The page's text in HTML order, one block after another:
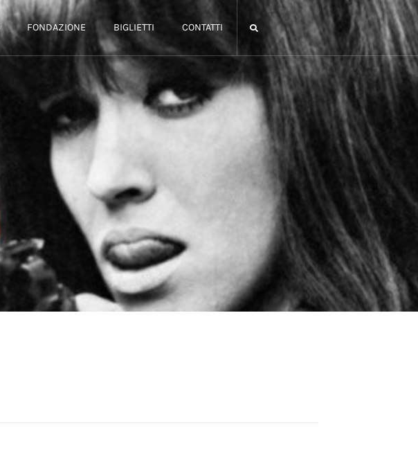
FONDAZIONE BIGLIETTI CONTATTI